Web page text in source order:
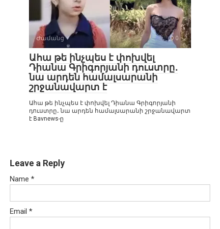
Ժամանց 0
Ահա թե ինչպես է փոխվել
Դիանա Գրիգորյանի դուստրը․
նա արդեն համալսարանի
շրջանավարտ է
Ահա թե ինչպես է փոխվել Դիանա Գրիգորյանի
դուստրը․ նա արդեն համալսարանի շրջանավարտ
է Bavnews-ը
Leave a Reply
Name *
Email *